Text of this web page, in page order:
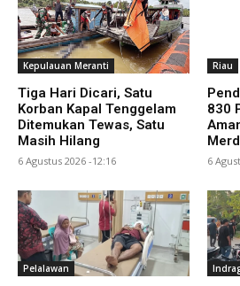
Kepulauan Meranti
Tiga Hari Dicari, Satu
Korban Kapal Tenggelam
Ditemukan Tewas, Satu
Masih Hilang
6 Agustus 2026 -12:16
Riau
830
6
Pelalawan